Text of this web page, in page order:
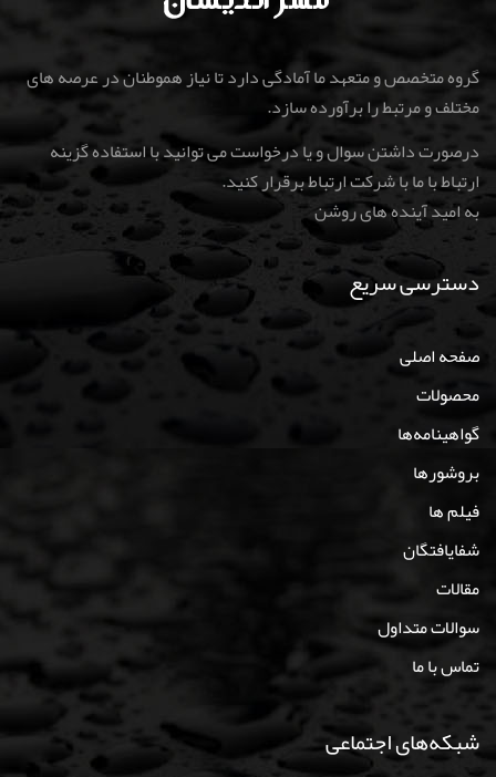
گروه متخصص و متعهد ما آمادگی دارد تا نیاز هموطنان در عرصه های
مختلف و مرتبط را برآورده سازد.
درصورت داشتن سوال و یا درخواست می توانید با استفاده گزینه
ارتباط با ما با شرکت ارتباط برقرار کنید.
به امید آینده های روشن
دسترسی سریع
صفحه اصلی
محصولات
گواهینامه‌ها
بروشورها
فیلم ها
شفایافتگان
مقالات
سوالات متداول
تماس با ما
شبکه‌های اجتماعی